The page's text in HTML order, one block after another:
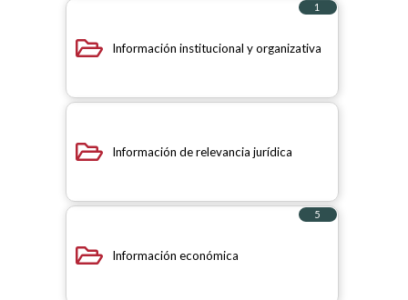
1
Información institucional y organizativa
Información de relevancia jurídica
5
Información económica